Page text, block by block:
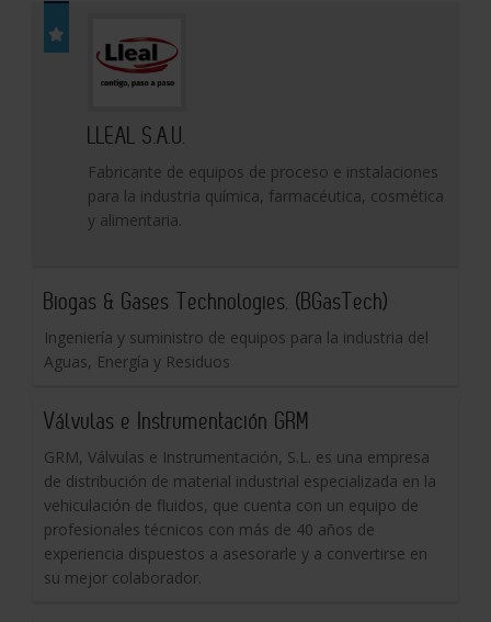
LLEAL S.A.U.
Fabricante de equipos de proceso e instalaciones
para la industria química, farmacéutica, cosmética
y alimentaria.
Biogas & Gases Technologies. (BGasTech)
Ingeniería y suministro de equipos para la industria del
Aguas, Energía y Residuos
Válvulas e Instrumentación GRM
GRM, Válvulas e Instrumentación, S.L. es una empresa
de distribución de material industrial especializada en la
vehiculación de fluidos, que cuenta con un equipo de
profesionales técnicos con más de 40 años de
experiencia dispuestos a asesorarle y a convertirse en
su mejor colaborador.